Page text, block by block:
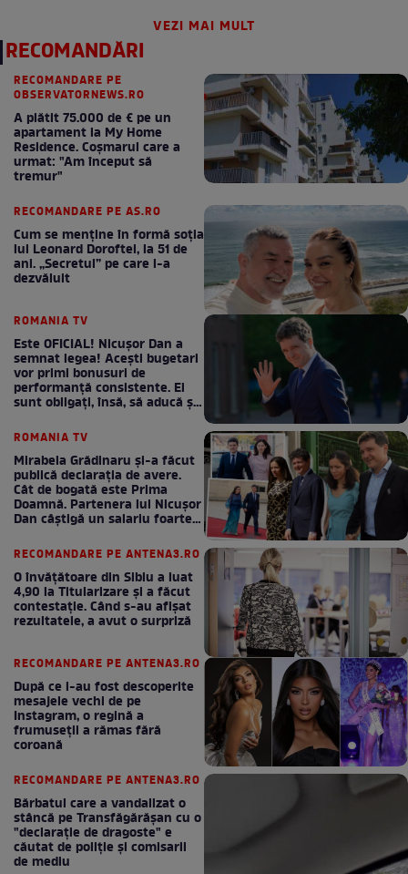
VEZI MAI MULT
RECOMANDĂRI
RECOMANDARE PE
OBSERVATORNEWS.RO
A plătit 75.000 de € pe un
apartament la My Home
Residence. Coşmarul care a
urmat: "Am început să
tremur"
RECOMANDARE PE AS.RO
Cum se menţine în formă soţia
lui Leonard Doroftei, la 51 de
ani. „Secretul” pe care l-a
dezvăluit
ROMANIA TV
Este OFICIAL! Nicușor Dan a
semnat legea! Acești bugetari
vor primi bonusuri de
performanță consistente. Ei
sunt obligați, însă, să aducă și
ROMANIA TV
Mirabela Grădinaru și-a făcut
publică declarația de avere.
Cât de bogată este Prima
Doamnă. Partenera lui Nicușor
Dan câștigă un salariu foarte
RECOMANDARE PE ANTENA3.RO
O învățătoare din Sibiu a luat
4,90 la Titularizare și a făcut
contestație. Când s-au afișat
rezultatele, a avut o surpriză
RECOMANDARE PE ANTENA3.RO
După ce i-au fost descoperite
mesajele vechi de pe
Instagram, o regină a
frumuseții a rămas fără
coroană
RECOMANDARE PE ANTENA3.RO
Bărbatul care a vandalizat o
stâncă pe Transfăgărășan cu o
"declaraţie de dragoste" e
căutat de poliție și comisarii
de mediu